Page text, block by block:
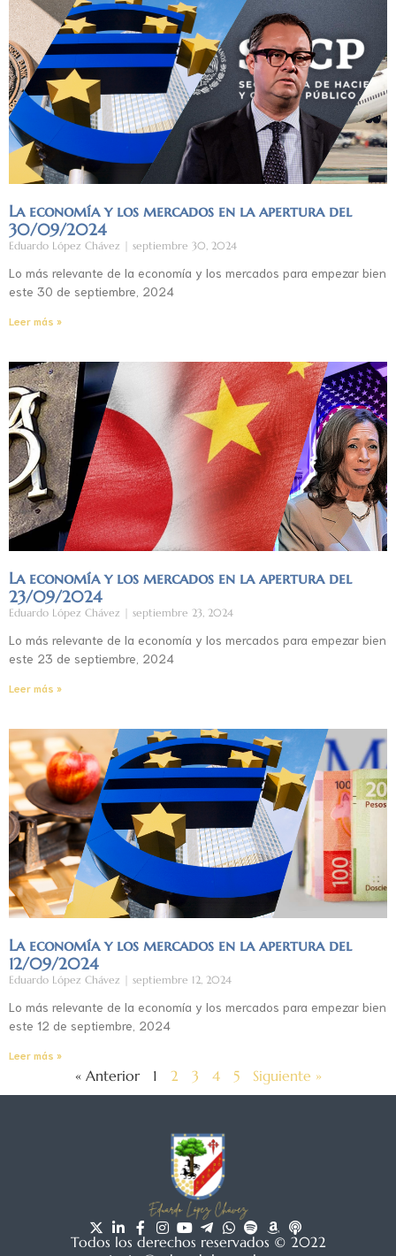
La economía y los mercados en la apertura del
30/09/2024
Eduardo López Chávez septiembre 30, 2024
Lo más relevante de la economía y los mercados para empezar bien
este 30 de septiembre, 2024
Leer más »
La economía y los mercados en la apertura del
23/09/2024
Eduardo López Chávez septiembre 23, 2024
Lo más relevante de la economía y los mercados para empezar bien
este 23 de septiembre, 2024
Leer más »
La economía y los mercados en la apertura del
12/09/2024
Eduardo López Chávez septiembre 12, 2024
Lo más relevante de la economía y los mercados para empezar bien
este 12 de septiembre, 2024
Leer más »
« Anterior 1 2 3 4 5 Siguiente »
Todos los derechos reservados © 2022